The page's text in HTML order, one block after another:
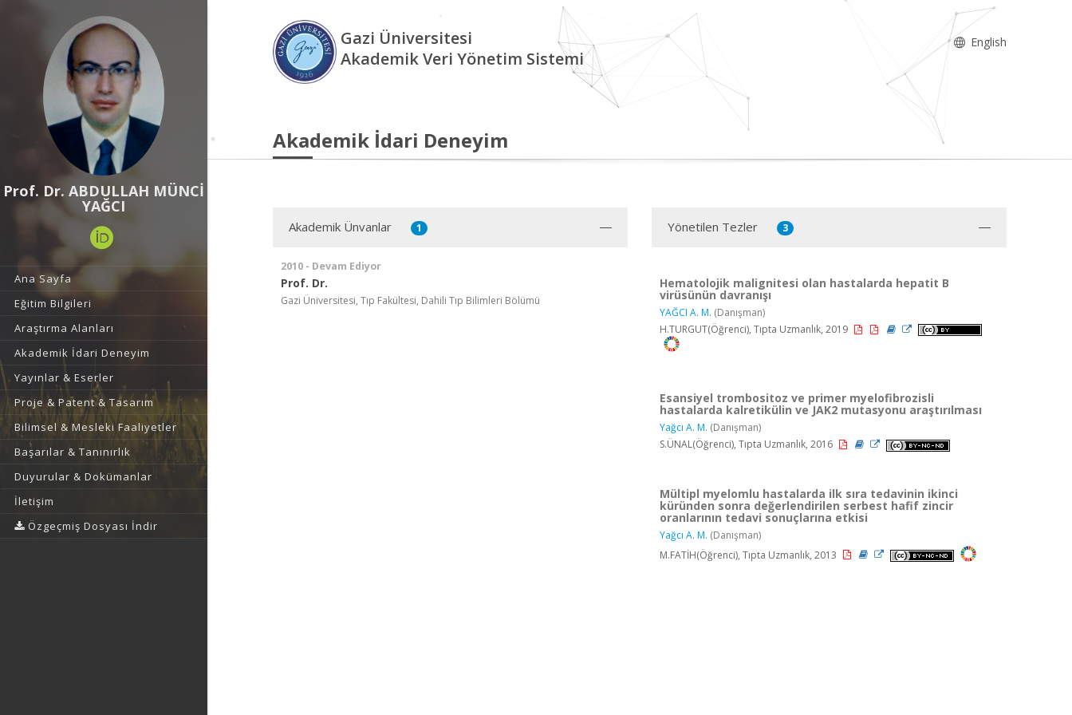
Prof. Dr. ABDULLAH MÜNCİ
YAĞCI
Ana Sayfa
Eğitim Bilgileri
Araştırma Alanları
Akademik İdari Deneyim
Yayınlar & Eserler
Proje & Patent & Tasarım
Bilimsel & Mesleki Faaliyetler
Başarılar & Tanınırlık
Duyurular & Dokümanlar
İletişim
Özgeçmiş Dosyası İndir
Gazi Üniversitesi
Akademik Veri Yönetim Sistemi
English
Akademik İdari Deneyim
Akademik Ünvanlar 1
2010 - Devam Ediyor
Prof. Dr.
Gazi Üniversitesi, Tıp Fakültesi, Dahili Tıp Bilimleri Bölümü
Yönetilen Tezler 3
Hematolojik malignitesi olan hastalarda hepatit B
virüsünün davranışı
YAĞCI A. M. (Danışman)
H.TURGUT(Öğrenci), Tıpta Uzmanlık, 2019
Esansiyel trombositoz ve primer myelofibrozisli
hastalarda kalretikülin ve JAK2 mutasyonu araştırılması
Yağcı A. M. (Danışman)
S.ÜNAL(Öğrenci), Tıpta Uzmanlık, 2016
Mültipl myelomlu hastalarda ilk sıra tedavinin ikinci
küründen sonra değerlendirilen serbest hafif zincir
oranlarının tedavi sonuçlarına etkisi
Yağcı A. M. (Danışman)
M.FATİH(Öğrenci), Tıpta Uzmanlık, 2013